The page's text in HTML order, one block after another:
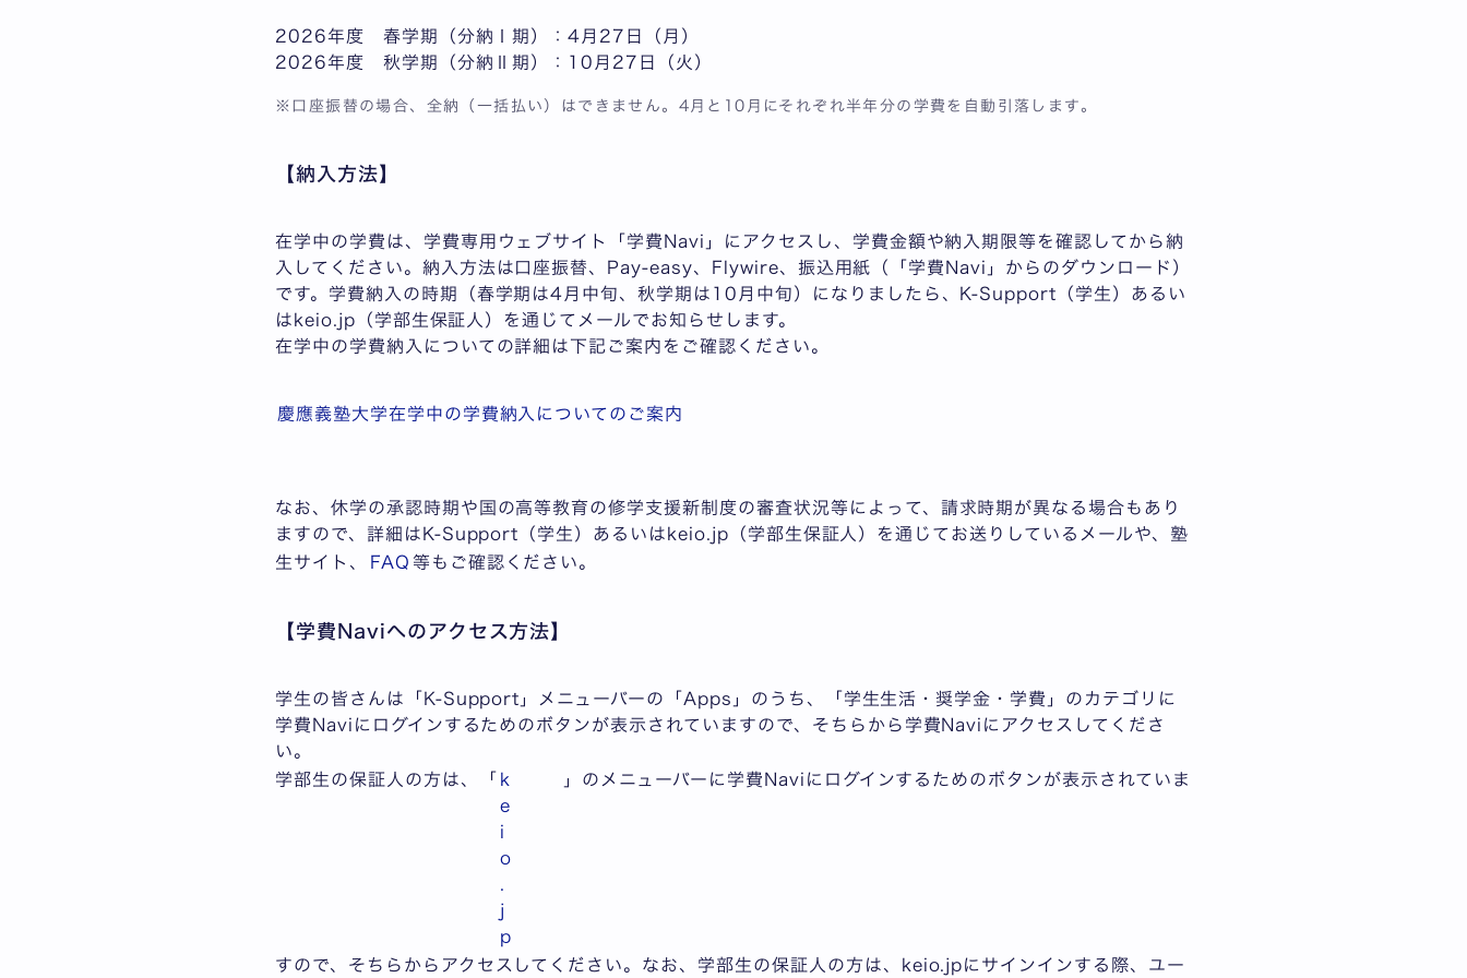
2026年度 春学期（分納Ⅰ期）：4月27日（月）
2026年度 秋学期（分納Ⅱ期）：10月27日（火）
※口座振替の場合、全納（一括払い）はできません。4月と10月にそれぞれ半年分の学費を自動引落します。
【納入方法】
在学中の学費は、学費専用ウェブサイト「学費Navi」にアクセスし、学費金額や納入期限等を確認してから納
入してください。納入方法は口座振替、Pay-easy、Flywire、振込用紙（「学費Navi」からのダウンロード）
です。学費納入の時期（春学期は4月中旬、秋学期は10月中旬）になりましたら、K-Support（学生）あるい
はkeio.jp（学部生保証人）を通じてメールでお知らせします。
在学中の学費納入についての詳細は下記ご案内をご確認ください。
慶應義塾大学在学中の学費納入についてのご案内
なお、休学の承認時期や国の高等教育の修学支援新制度の審査状況等によって、請求時期が異なる場合もあり
ますので、詳細はK-Support（学生）あるいはkeio.jp（学部生保証人）を通じてお送りしているメールや、塾
生サイト、
FAQ 等もご確認ください。
【学費Naviへのアクセス方法】
学生の皆さんは「K-Support」メニューバーの「Apps」のうち、「学生生活・奨学金・学費」のカテゴリに
学費Naviにログインするためのボタンが表示されていますので、そちらから学費Naviにアクセスしてくださ
い。
学部生の保証人の方は、「 k
e
i
o
j
p
」のメニューバーに学費Naviにログインするためのボタンが表示されていま
すので、そちらからアクセスしてください。なお、学部生の保証人の方は、keio.jpにサインインする際、ユー